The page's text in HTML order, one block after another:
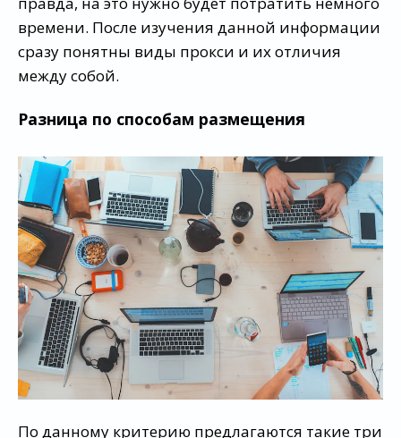
времени. После изучения данной информации
сразу понятны виды прокси и их отличия
между собой.
Разница по способам размещения
По данному критерию предлагаются такие три